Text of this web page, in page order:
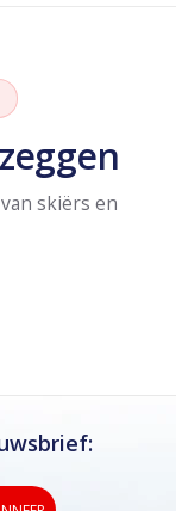
skiërs en